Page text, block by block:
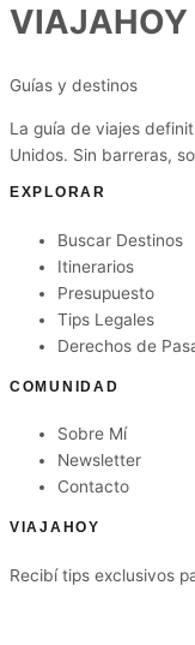
VIAJAHOY
Guías y destinos
La guía de viajes
Unidos. Sin barreras,
EXPLORAR
Buscar Destinos
Itinerarios
Presupuesto
Tips Legales
Derechos de
COMUNIDAD
Sobre Mí
Newsletter
Contacto
VIAJAHOY
Recibí tips exclusivos